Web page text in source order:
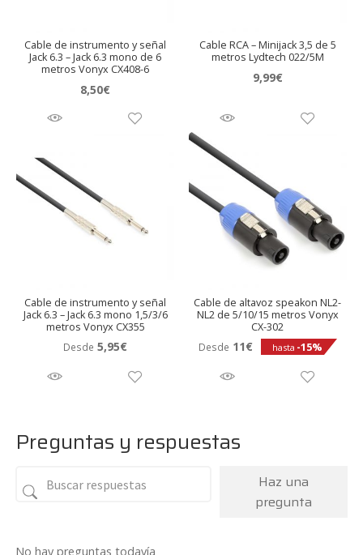
Cable de instrumento y señal
Jack 6.3 – Jack 6.3 mono de 6
metros Vonyx CX408-6
8,50€
Cable RCA – Minijack 3,5 de 5
metros Lydtech 022/5M
9,99€
Cable de instrumento y señal
Jack 6.3 – Jack 6.3 mono 1,5/3/6
metros Vonyx CX355
Desde 5,95€
Cable de altavoz speakon NL2-
NL2 de 5/10/15 metros Vonyx
CX-302
Desde 11€ hasta -15%
Preguntas y respuestas
Haz una
pregunta
No hay preguntas todavía